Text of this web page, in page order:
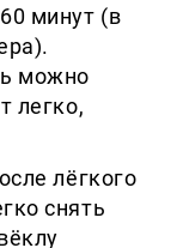
минут (в
можно
легко,
лёгкого
снять